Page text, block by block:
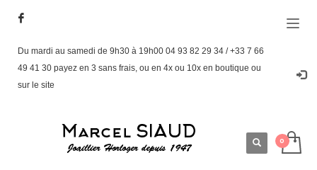
Du mardi au samedi de 9h30 à 19h00 04 93 82 29 34 / +33 7 66
49 41 30 payez en 3 sans frais, ou en 4x ou 10x en boutique ou
sur le site